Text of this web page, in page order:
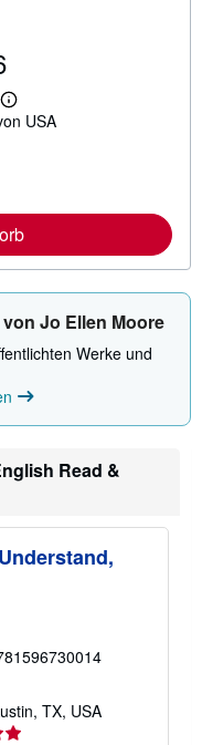
n
e
n
r
s
a
k
s
e
W
e
n
f
o
r
a
i
e
n
V
n
e
USA
Jo Ellen Moore
Werke und
Read &
TX, USA